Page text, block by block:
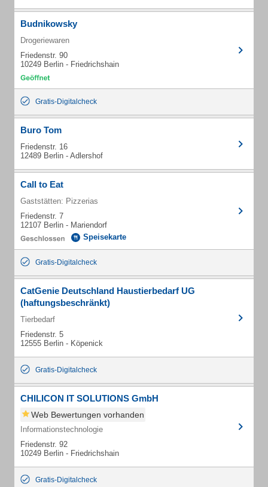
Budnikowsky
Drogeriewaren
Friedenstr. 90
10249 Berlin - Friedrichshain
Gratis-Digitalcheck
Buro Tom
Friedenstr. 16
12489 Berlin - Adlershof
Call to Eat
Gaststätten: Pizzerias
Friedenstr. 7
12107 Berlin - Mariendorf
Speisekarte
Gratis-Digitalcheck
CatGenie Deutschland Haustierbedarf UG
(haftungsbeschränkt)
Tierbedarf
Friedenstr. 5
12555 Berlin - Köpenick
Gratis-Digitalcheck
CHILICON IT SOLUTIONS GmbH
Web Bewertungen vorhanden
Informationstechnologie
Friedenstr. 92
10249 Berlin - Friedrichshain
Gratis-Digitalcheck